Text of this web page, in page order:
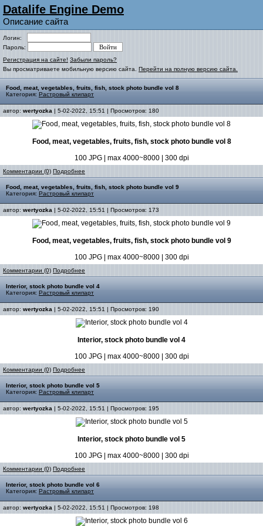
Datalife Engine Demo
Описание сайта
Логин:
Пароль:
Регистрация на сайте! Забыли пароль?
Вы просматриваете мобильную версию сайта. Перейти на полную версию сайта.
Food, meat, vegetables, fruits, fish, stock photo bundle vol 8
Категория: Растровый клипарт
автор: wertyozka | 5-02-2022, 15:51 | Просмотров: 180
Food, meat, vegetables, fruits, fish, stock photo bundle vol 8
100 JPG | max 4000~8000 | 300 dpi
Комментарии (0) Подробнее
Food, meat, vegetables, fruits, fish, stock photo bundle vol 9
Категория: Растровый клипарт
автор: wertyozka | 5-02-2022, 15:51 | Просмотров: 173
Food, meat, vegetables, fruits, fish, stock photo bundle vol 9
100 JPG | max 4000~8000 | 300 dpi
Комментарии (0) Подробнее
Interior, stock photo bundle vol 4
Категория: Растровый клипарт
автор: wertyozka | 5-02-2022, 15:51 | Просмотров: 190
Interior, stock photo bundle vol 4
100 JPG | max 4000~8000 | 300 dpi
Комментарии (0) Подробнее
Interior, stock photo bundle vol 5
Категория: Растровый клипарт
автор: wertyozka | 5-02-2022, 15:51 | Просмотров: 195
Interior, stock photo bundle vol 5
100 JPG | max 4000~8000 | 300 dpi
Комментарии (0) Подробнее
Interior, stock photo bundle vol 6
Категория: Растровый клипарт
автор: wertyozka | 5-02-2022, 15:51 | Просмотров: 198